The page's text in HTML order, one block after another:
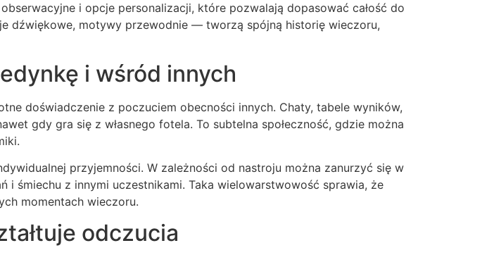
i opcje personalizacji, które pozwalają dopasować całość do
dźwiękowe, motywy przewodnie — tworzą spójną historię wieczoru,
i wśród innych
doświadczenie z poczuciem obecności innych. Chaty, tabele wyników,
gdy gra się z własnego fotela. To subtelna społeczność, gdzie można
przyjemności. W zależności od nastroju można zanurzyć się w
śmiechu z innymi uczestnikami. Taka wielowarstwowość sprawia, że
momentach wieczoru.
odczucia